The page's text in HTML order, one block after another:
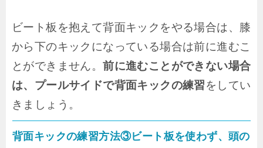
ビート板を抱えて背面キックをやる場合は、膝
から下のキックになっている場合は前に進むこ
とができません。前に進むことができない場合
は、プールサイドで背面キックの練習をしてい
きましょう。
背面キックの練習方法③ビート板を使わず、頭の